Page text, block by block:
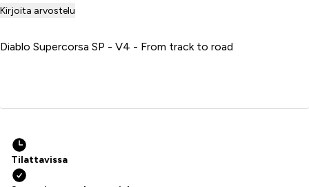
Kirjoita arvostelu
Diablo Supercorsa SP - V4 - From track to road
Tilattavissa